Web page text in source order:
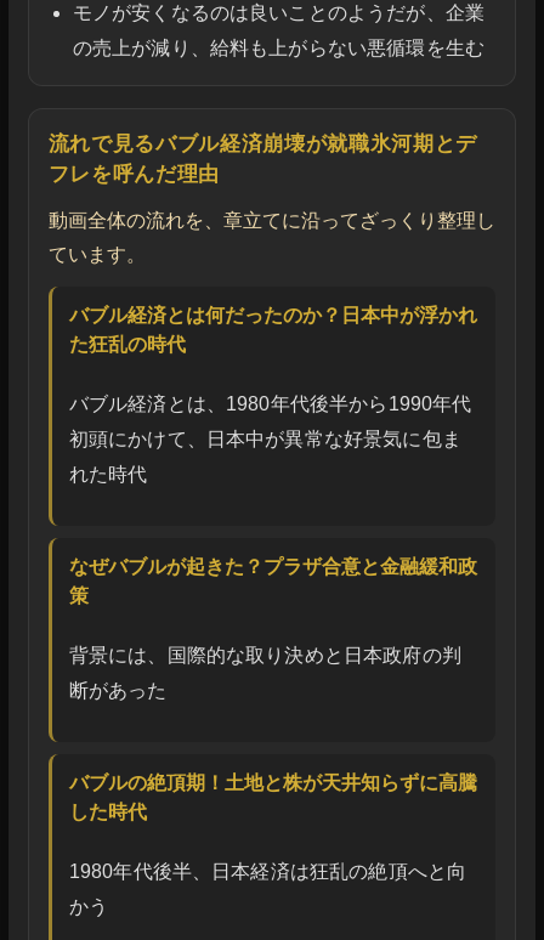
モノが安くなるのは良いことのようだが、企業
の売上が減り、給料も上がらない悪循環を生む
流れで見るバブル経済崩壊が就職氷河期とデ
フレを呼んだ理由
動画全体の流れを、章立てに沿ってざっくり整理し
ています。
バブル経済とは何だったのか？日本中が浮かれ
た狂乱の時代
バブル経済とは、1980年代後半から1990年代
初頭にかけて、日本中が異常な好景気に包ま
れた時代
なぜバブルが起きた？プラザ合意と金融緩和政
策
背景には、国際的な取り決めと日本政府の判
断があった
バブルの絶頂期！土地と株が天井知らずに高騰
した時代
1980年代後半、日本経済は狂乱の絶頂へと向
かう